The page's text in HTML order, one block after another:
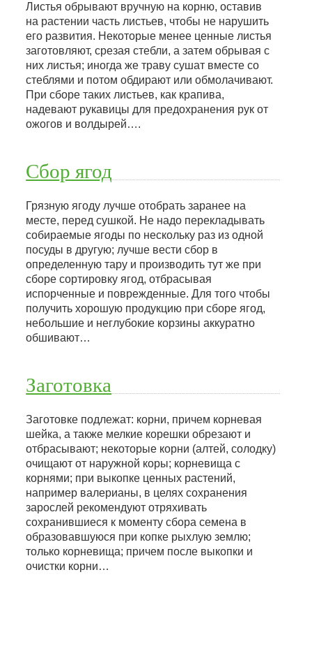
Листья обрывают вручную на корню, оставив
на растении часть листьев, чтобы не нарушить
его развития. Некоторые менее ценные листья
заготовляют, срезая стебли, а затем обрывая с
них листья; иногда же траву сушат вместе со
стеблями и потом обдирают или обмолачивают.
При сборе таких листьев, как крапива,
надевают рукавицы для предохранения рук от
ожогов и волдырей….
Сбор ягод
Грязную ягоду лучше отобрать заранее на
месте, перед сушкой. Не надо перекладывать
собираемые ягоды по нескольку раз из одной
посуды в другую; лучше вести сбор в
определенную тару и производить тут же при
сборе сортировку ягод, отбрасывая
испорченные и поврежденные. Для того чтобы
получить хорошую продукцию при сборе ягод,
небольшие и неглубокие корзины аккуратно
обшивают…
Заготовка
Заготовке подлежат: корни, причем корневая
шейка, а также мелкие корешки обрезают и
отбрасывают; некоторые корни (алтей, солодку)
очищают от наружной коры; корневища с
корнями; при выкопке ценных растений,
например валерианы, в целях сохранения
зарослей рекомендуют отряхивать
сохранившиеся к моменту сбора семена в
образовавшуюся при копке рыхлую землю;
только корневища; причем после выкопки и
очистки корни…